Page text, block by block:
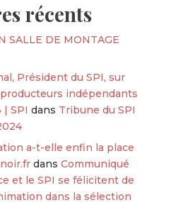
récents
SALLE DE MONTAGE
Président du SPI, sur
indépendants
| SPI dans Tribune du SPI
a-t-elle enfin la place
dans Communiqué
et le SPI se félicitent de
dans la sélection